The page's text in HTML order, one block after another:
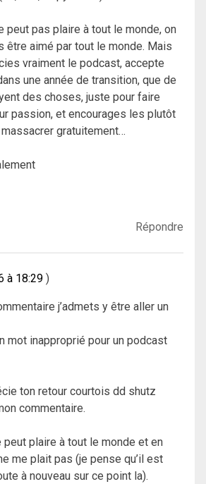
peut pas plaire à tout le monde, on
être aimé par tout le monde. Mais
vraiment le podcast, accepte
une année de transition, que de
des choses, juste pour faire
passion, et encourages les plutôt
gratuitement…
Répondre
à 18:29
j’admets y être aller un
mot inapproprié pour un podcast
ton retour courtois dd shutz
commentaire.
peut plaire à tout le monde et en
me plait pas (je pense qu’il est
à nouveau sur ce point la).